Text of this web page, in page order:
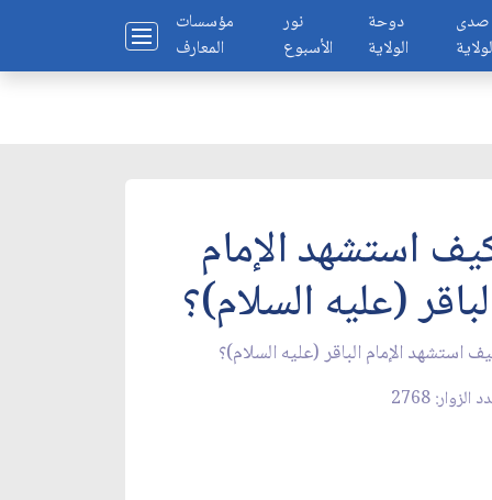
مؤسسات
المعارف
نور
الأسبوع
دوحة
الولاية
صدى
استشهد الإمام
(عليه السلام)؟
استشهد الإمام الباقر (عليه السلام)؟
الزوار: 2768